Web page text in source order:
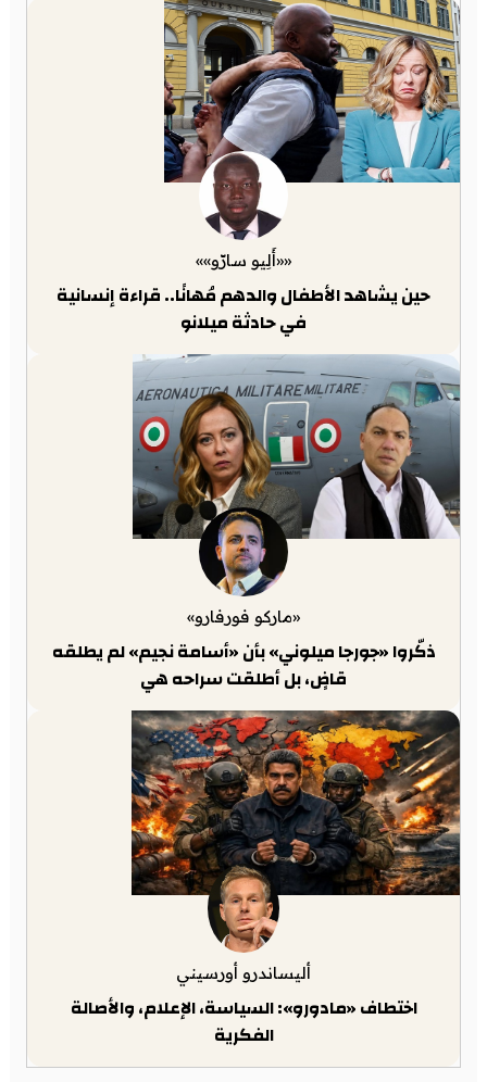
««أَلِيو سارّو»»
حين يشاهد الأطفال والدهم مُهانًا.. قراءة إنسانية
في حادثة ميلانو
«ماركو فورفارو»
ذكّروا «جورجا ميلوني» بأن «أسامة نجيم» لم يطلقه
قاضٍ، بل أطلقت سراحه هي
أليساندرو أورسيني
اختطاف «مادورو»: السياسة، الإعلام، والأصالة
الفكرية